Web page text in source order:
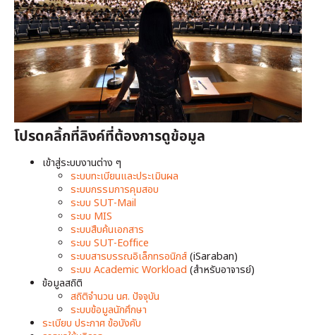
โปรดคลิ้กที่ลิงค์ที่ต้องการดูข้อมูล
เข้าสู่ระบบงานต่าง ๆ
ระบบทะเบียนและประเมินผล
ระบบกรรมการคุมสอบ
ระบบ SUT-Mail
ระบบ MIS
ระบบสืบค้นเอกสาร
ระบบ SUT-Eoffice
ระบบสารบรรณอิเล็กทรอนิกส์(iSaraban)
ระบบ Academic Workload (สำหรับอาจารย์)
ข้อมูลสถิติ
สถิติจำนวน นศ. ปัจจุบัน
ระบบข้อมูลนักศึกษา
ระเบียบ ประกาศ ข้อบังคับ